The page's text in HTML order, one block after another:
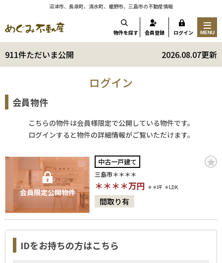
沼津市、長泉町、清水町、裾野市、三島市の不動産情報
911件ただいま公開 2026.08.07更新
物件を探す 会員登録 ログイン MENU
ログイン
会員物件
こちらの物件は会員様限定で公開している物件です。
ログインすると物件の詳細情報がご覧いただけます。
会員限定公開物件
中古一戸建て
三島市＊＊＊＊
＊＊＊＊万円 ＊＊坪 ＊LDK
間取り有
IDをお持ちの方はこちら